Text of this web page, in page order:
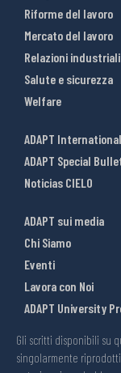
Riforme del lavoro
Mercato del lavoro
Relazioni industriali
Salute e sicurezza
Welfare
ADAPT
ADAPT Special
Noticias CIELO
ADAPT sui media
Chi Siamo
Eventi
Lavora con Noi
ADAPT University
Gli scritti disponibili su
singolarmente